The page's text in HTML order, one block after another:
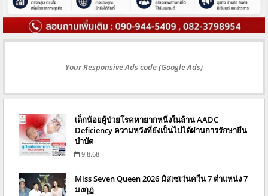
Your Responsive Ads code (Google Ads)
เด็กน้อยผู้ป่วยโรคหายากหนึ่งในล้าน AADC
Deficiency ความหวังที่ยังเป็นไปได้ผ่านการรักษายีน
บำบัด
9.8.68
Miss Seven Queen 2026 มิสเซเว่นควีน 7 ตำแหน่ง 7
มงกุฏ